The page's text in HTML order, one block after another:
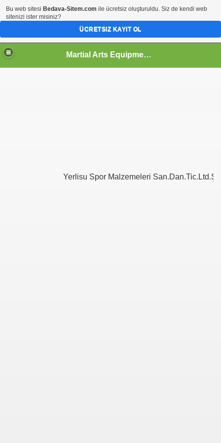
Martial Arts Equipment-Yerlisu
Yerlisu Spor Malzemeleri San.Dan.Tic.Ltd.Şti.
Bu web sitesi Bedava-Sitem.com ile ücretsiz oluşturuldu. Siz de kendi web
sitenizi ister misiniz?
ÜCRETSIZ KAYIT OL